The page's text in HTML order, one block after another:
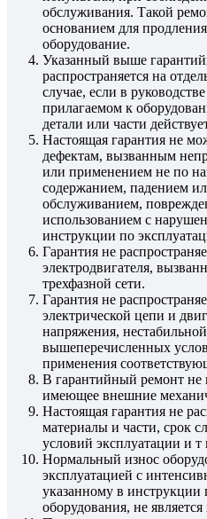
обслуживания. Такой
основанием для
оборудование.
Указанный выше
распространяется на
случае, если в
прилагаемом к
детали или части
Настоящая гарантия не
дефектам, вызванным
или применением не по
содержанием, падением
обслуживанием,
использованием с
инструкции по
Гарантия не
электродвигателя,
трехфазной сети.
Гарантия не
электрической цепи и
напряжения,
вышеперечисленных
применения
В гарантийный ремонт не
имеющее внешние
Настоящая гарантия не
материалы и части, срок
условий эксплуатации и т
Нормальный износ
эксплуатацией с
указанному в инструкции
оборудования, не